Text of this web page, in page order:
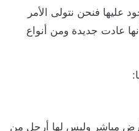
فنحن نتولى الأمر
عادت جديدة ومن أنواع
مباشر وليس لها أرجل من